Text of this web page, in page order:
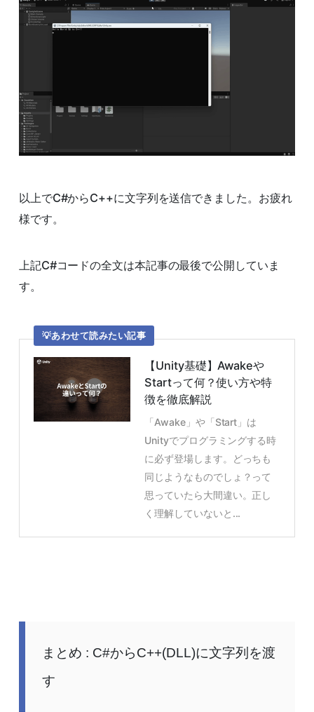
以上でC#からC++に文字列を送信できました。お疲れ
様です。
上記C#コードの全文は本記事の最後で公開していま
す。
あわせて読みたい記事
【Unity基礎】Awakeや
Startって何？使い方や特
徴を徹底解説
「Awake」や「Start」は
Unityでプログラミングする時
に必ず登場します。どっちも
同じようなものでしょ？って
思っていたら大間違い。正し
く理解していないと...
まとめ : C#からC++(DLL)に文字列を渡
す